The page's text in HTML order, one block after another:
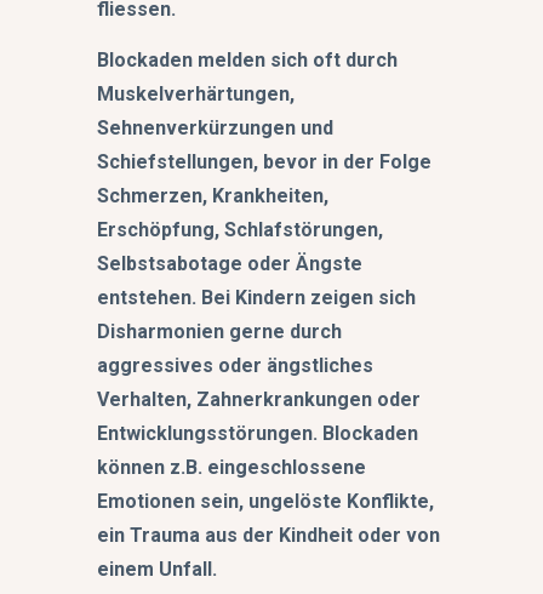
fliessen.
Blockaden melden sich oft durch
Muskelverhärtungen,
Sehnenverkürzungen und
Schiefstellungen, bevor in der Folge
Schmerzen, Krankheiten,
Erschöpfung, Schlafstörungen,
Selbstsabotage oder Ängste
entstehen. Bei Kindern zeigen sich
Disharmonien gerne durch
aggressives oder ängstliches
Verhalten, Zahnerkrankungen oder
Entwicklungsstörungen. Blockaden
können z.B. eingeschlossene
Emotionen sein, ungelöste Konflikte,
ein Trauma aus der Kindheit oder von
einem Unfall.